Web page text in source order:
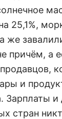
25,1%,
же
причём, а
и
Зарплаты
стран